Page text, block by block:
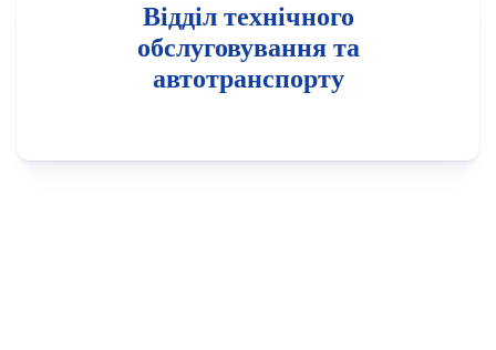
Відділ технічного
обслуговування та
автотранспорту